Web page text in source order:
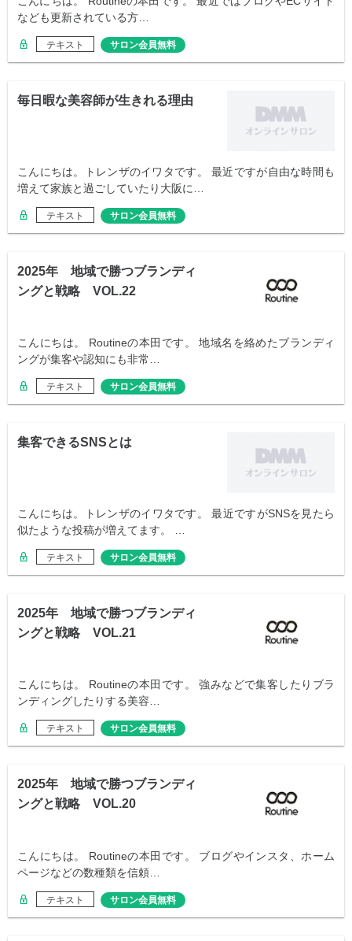
なども更新されている方…
テキスト サロン会員無料
毎日暇な美容師が生きれる理由
こんにちは。トレンザのイワタです。 最近ですが自由な時間も
増えて家族と過ごしていたり大阪に…
テキスト サロン会員無料
2025年 地域で勝つブランディ
ングと戦略 VOL.22
こんにちは。 Routineの本田です。 地域名を絡めたブランディ
ングが集客や認知にも非常…
テキスト サロン会員無料
集客できるSNSとは
こんにちは。トレンザのイワタです。 最近ですがSNSを見たら
似たような投稿が増えてます。 …
テキスト サロン会員無料
2025年 地域で勝つブランディ
ングと戦略 VOL.21
こんにちは。 Routineの本田です。 強みなどで集客したりブラ
ンディングしたりする美容…
テキスト サロン会員無料
2025年 地域で勝つブランディ
ングと戦略 VOL.20
こんにちは。 Routineの本田です。 ブログやインスタ、ホーム
ページなどの数種類を信頼…
テキスト サロン会員無料